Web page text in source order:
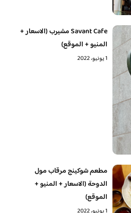
Savant Cafe مشيرب (الاسعار +
المنيو + الموقع)
1 يونيو، 2022
مطعم شوكينج مرقاب مول
الدوحة (الاسعار + المنيو +
الموقع)